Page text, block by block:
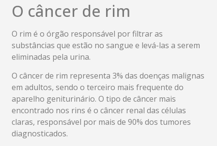
O câncer de rim
O rim é o órgão responsável por filtrar as
substâncias que estão no sangue e levá-las a serem
eliminadas pela urina.
O câncer de rim representa 3% das doenças malignas
em adultos, sendo o terceiro mais frequente do
aparelho geniturinário. O tipo de câncer mais
encontrado nos rins é o câncer renal das células
claras, responsável por mais de 90% dos tumores
diagnosticados.